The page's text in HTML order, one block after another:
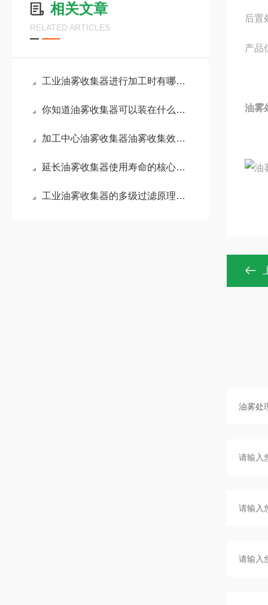
相关文章
RELATED ARTICLES
工业油雾收集器进行加工时有哪些要求？
你知道油雾收集器可以装在什么位置吗？
加工中心油雾收集器油雾收集效果不佳的5大诱因及针对性解决策略
延长油雾收集器使用寿命的核心措施
工业油雾收集器的多级过滤原理与参数优化
后置
产品
油雾